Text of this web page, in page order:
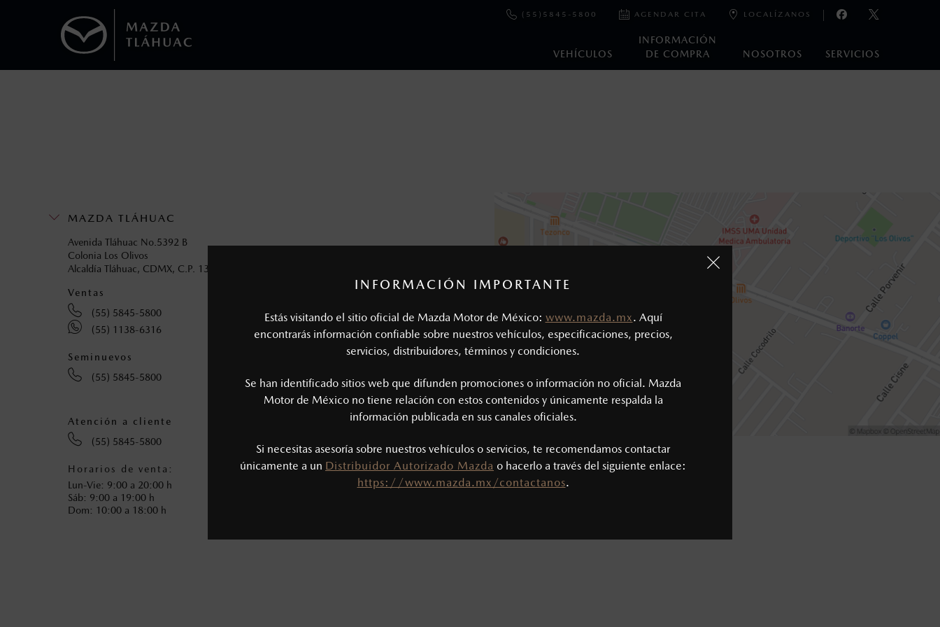
INFORMACIÓN IMPORTANTE
Estás visitando el sitio oficial de Mazda Motor de México: www.mazda.mx. Aquí
encontrarás información confiable sobre nuestros vehículos, especificaciones, precios,
servicios, distribuidores, términos y condiciones.
Se han identificado sitios web que difunden promociones o información no oficial. Mazda
Motor de México no tiene relación con estos contenidos y únicamente respalda la
información publicada en sus canales oficiales.
Si necesitas asesoría sobre nuestros vehículos o servicios, te recomendamos contactar
únicamente a un Distribuidor Autorizado Mazda o hacerlo a través del siguiente enlace:
https://www.mazda.mx/contactanos.
VEHÍCULOS
INFORMACIÓN
DE COMPRA
NOSOTROS SERVICIOS
(55)5845-5800 AGENDAR CITA LOCALÍZANOS
MAZDA TLÁHUAC
Avenida Tláhuac No.5392 B
Colonia Los Olivos
Alcaldía Tláhuac, CDMX, C.P. 13210
Ventas
(55) 5845-5800
(55) 1138-6316
(55) 2816- 8557
Seminuevos
(55) 5845-5800
Collision Center Picacho
(55) 6266-6450
(55) 6133-8850
Atención a cliente
(55) 5845-5800
Horarios de venta:
Lun-Vie: 9:00 a 20:00 h
Sáb: 9:00 a 19:00 h
Dom: 10:00 a 18:00 h
Horarios de servicio:
Lun-Vie: 7:00 a 17:00 h
¿CÓMO LLEGAR?